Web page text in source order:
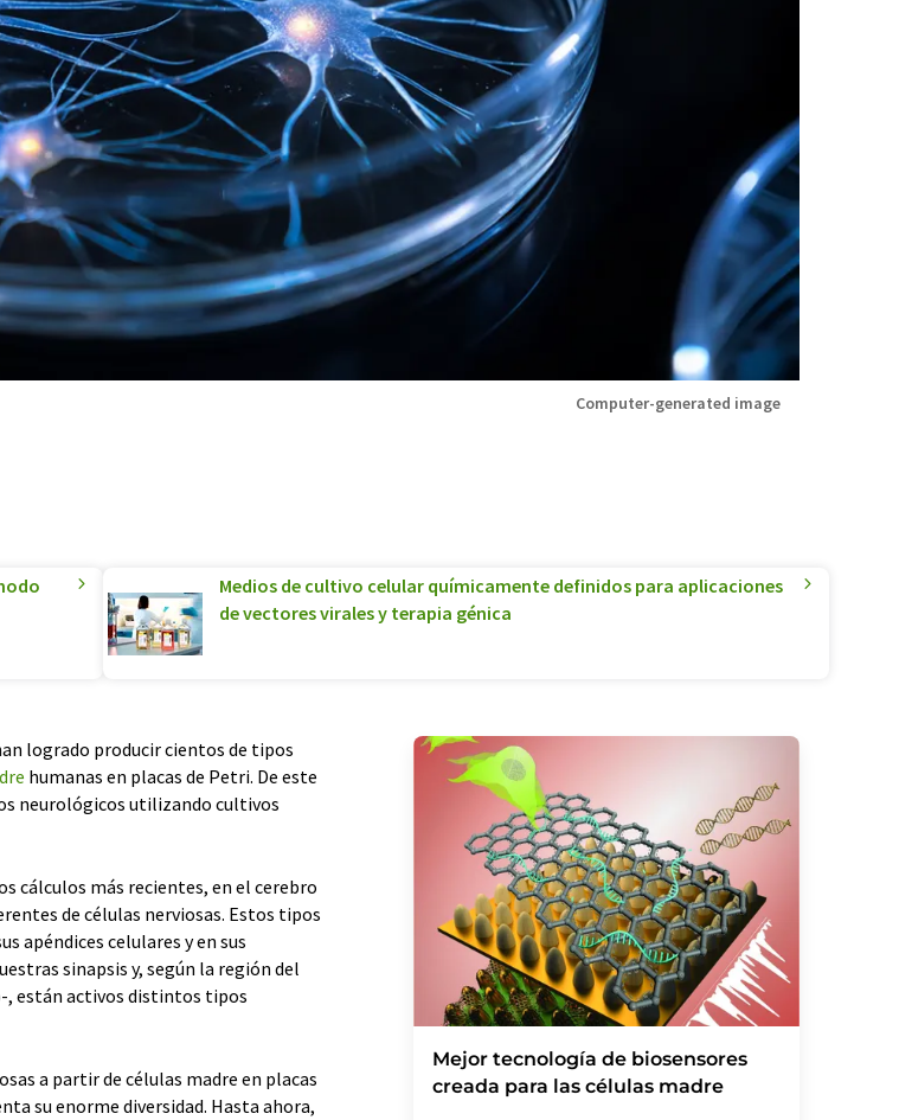
Computer-generated image
Medios de cultivo celular químicamente definidos para aplicaciones
de vectores virales y terapia génica
logrado producir cientos de tipos
humanas en placas de Petri. De este
neurológicos utilizando cultivos
cálculos más recientes, en el cerebro
de células nerviosas. Estos tipos
apéndices celulares y en sus
sinapsis y, según la región del
, están activos distintos tipos
a partir de células madre en placas
su enorme diversidad. Hasta ahora,
Mejor tecnología de biosensores
creada para las células madre